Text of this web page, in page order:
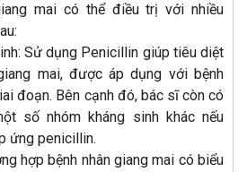
mai có thể điều trị với nhiều
Sử dụng Penicillin giúp tiêu diệt
mai, được áp dụng với bệnh
đoạn. Bên cạnh đó, bác sĩ còn có
số nhóm kháng sinh khác nếu
ứng penicillin.
hợp bệnh nhân giang mai có biểu